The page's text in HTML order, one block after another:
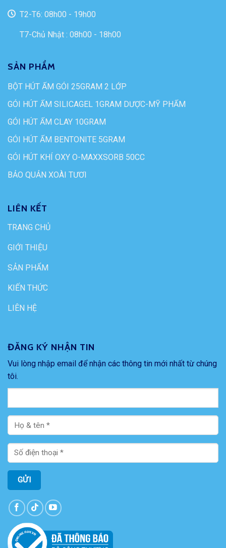
T2-T6: 08h00 - 19h00
T7-Chủ Nhật : 08h00 - 18h00
SẢN PHẨM
BỘT HÚT ẨM GÓI 25GRAM 2 LỚP
GÓI HÚT ẨM SILICAGEL 1GRAM DƯỢC-MỸ PHẨM
GÓI HÚT ẨM CLAY 10GRAM
GÓI HÚT ẨM BENTONITE 5GRAM
GÓI HÚT KHÍ OXY O-MAXXSORB 50CC
BẢO QUẢN XOÀI TƯƠI
LIÊN KẾT
TRANG CHỦ
GIỚI THIỆU
SẢN PHẨM
KIẾN THỨC
LIÊN HỆ
ĐĂNG KÝ NHẬN TIN
Vui lòng nhập email để nhận các thông tin mới nhất từ chúng
tôi.